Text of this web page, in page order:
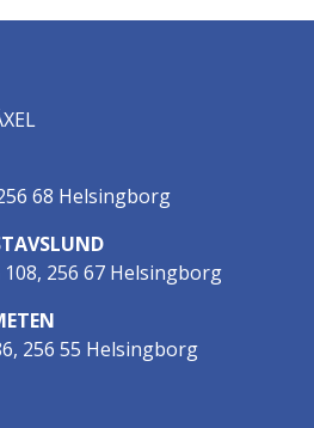
68 Helsingborg
256 67 Helsingborg
256 55 Helsingborg